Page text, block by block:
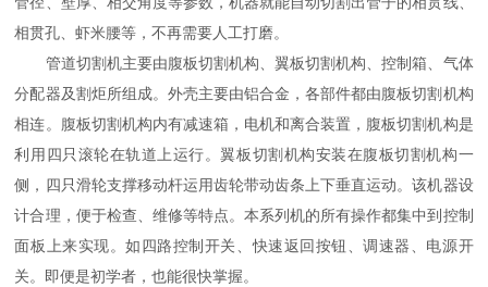
相贯孔、虾米腰等，不再需要人工打磨。
管道切割机主要由腹板切割机构、翼板切割机构、控制箱、气体
分配器及割炬所组成。外壳主要由铝合金，各部件都由腹板切割机构
相连。腹板切割机构内有减速箱，电机和离合装置，腹板切割机构是
利用四只滚轮在轨道上运行。翼板切割机构安装在腹板切割机构一
侧，四只滑轮支撑移动杆运用齿轮带动齿条上下垂直运动。该机器设
计合理，便于检查、维修等特点。本系列机的所有操作都集中到控制
面板上来实现。如四路控制开关、快速返回按钮、调速器、电源开
关。即便是初学者，也能很快掌握。